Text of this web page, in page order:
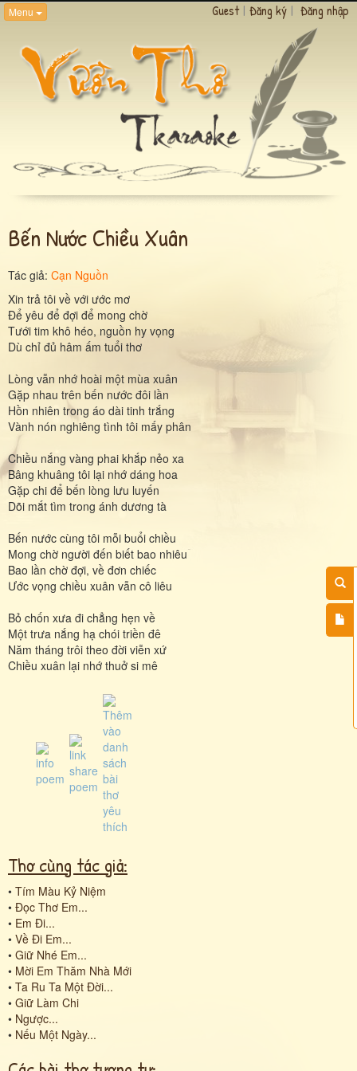
Menu Guest | Đăng ký | Đăng nhập
Bến Nước Chiều Xuân
Tác giả: Cạn Nguồn
Xin trả tôi về với ước mơ
Để yêu để đợi để mong chờ
Tưới tim khô héo, nguồn hy vọng
Dù chỉ đủ hâm ấm tuổi thơ
Lòng vẫn nhớ hoài một mùa xuân
Gặp nhau trên bến nước đôi lần
Hồn nhiên trong áo dài tinh trắng
Vành nón nghiêng tình tôi mấy phân
Chiều nắng vàng phai khắp nẻo xa
Bâng khuâng tôi lại nhớ dáng hoa
Gặp chi để bến lòng lưu luyến
Dõi mắt tìm trong ánh dương tà
Bến nước cùng tôi mỗi buổi chiều
Mong chờ người đến biết bao nhiêu
Bao lần chờ đợi, về đơn chiếc
Ước vọng chiều xuân vẫn cô liêu
Bỏ chốn xưa đi chẳng hẹn về
Một trưa nắng hạ chói triền đê
Năm tháng trôi theo đời viễn xứ
Chiều xuân lại nhớ thuở si mê
Thơ cùng tác giả:
• Tím Màu Kỷ Niệm
• Đọc Thơ Em...
• Em Đi...
• Về Đi Em...
• Giữ Nhé Em...
• Mời Em Thăm Nhà Mới
• Ta Ru Ta Một Đời...
• Giữ Làm Chi
• Ngược...
• Nếu Một Ngày...